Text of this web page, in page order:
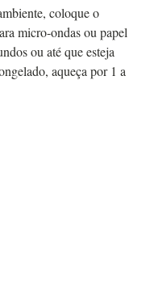
coloque o
micro-ondas ou papel
ou até que esteja
aqueça por 1 a